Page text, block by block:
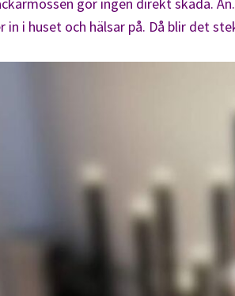
in i huset och hälsar på. Då blir det